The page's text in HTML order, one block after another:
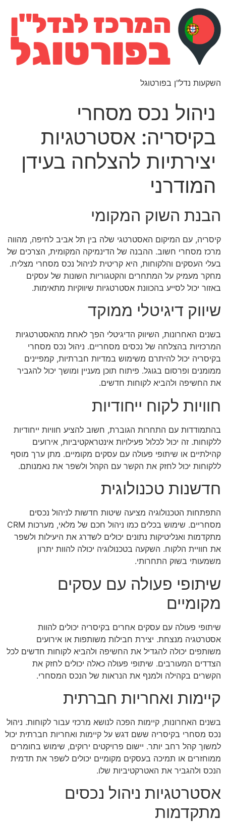
השקעות נדל"ן בפורטוגל
ניהול נכס מסחרי
בקיסריה: אסטרטגיות
יצירתיות להצלחה בעידן
המודרני
הבנת השוק המקומי
קיסריה, עם המיקום האסטרטגי שלה בין תל אביב לחיפה, מהווה
מרכז מסחרי חשוב. ההבנה של הדינמיקה המקומית, הצרכים של
בעלי העסקים והלקוחות, היא קריטית לניהול נכס מסחרי מצליח.
מחקר מעמיק על המתחרים והקטגוריות השונות של עסקים
באזור יכול לסייע בהכוונת אסטרטגיות שיווקיות מתאימות.
שיווק דיגיטלי ממוקד
בשנים האחרונות, השיווק הדיגיטלי הפך לאחת מהאסטרטגיות
המרכזיות בהצלחה של נכסים מסחריים. ניהול נכס מסחרי
בקיסריה יכול להיתרם משימוש במדיות חברתיות, קמפיינים
ממומנים ופרסום בגוגל. פיתוח תוכן מעניין ומושך יכול להגביר
את החשיפה ולהביא לקוחות חדשים.
חוויות לקוח ייחודיות
בהתמודדות עם התחרות הגוברת, חשוב להציע חוויות ייחודיות
ללקוחות. זה יכול לכלול פעילויות אינטראקטיביות, אירועים
קהילתיים או שיתופי פעולה עם עסקים מקומיים. מתן ערך מוסף
ללקוחות יכול לחזק את הקשר עם הקהל ולשפר את נאמנותם.
חדשנות טכנולוגית
התפתחות הטכנולוגיה מציעה שיטות חדשות לניהול נכסים
מסחריים. שימוש בכלים כמו ניהול חכם של מלאי, מערכות CRM
מתקדמות ואנליטיקות נתונים יכולים לשדרג את היעילות ולשפר
את חוויית הלקוח. השקעה בטכנולוגיה יכולה להוות יתרון
משמעותי בשוק התחרותי.
שיתופי פעולה עם עסקים
מקומיים
שיתופי פעולה עם עסקים אחרים בקיסריה יכולים להוות
אסטרטגיה מנצחת. יצירת חבילות משותפות או אירועים
משותפים יכולה להגדיל את החשיפה ולהביא לקוחות חדשים לכל
הצדדים המעורבים. שיתופי פעולה כאלה יכולים לחזק את
הקשרים בקהילה ולמנף את הנראות של הנכס המסחרי.
קיימות ואחריות חברתית
בשנים האחרונות, קיימות הפכה לנושא מרכזי עבור לקוחות. ניהול
נכס מסחרי בקיסריה ששם דגש על קיימות ואחריות חברתית יכול
למשוך קהל רחב יותר. יישום פרויקטים ירוקים, שימוש בחומרים
ממוחזרים או תמיכה בעסקים מקומיים יכולים לשפר את תדמית
הנכס ולהגביר את האטרקטיביות שלו.
אסטרטגיות ניהול נכסים
מתקדמות